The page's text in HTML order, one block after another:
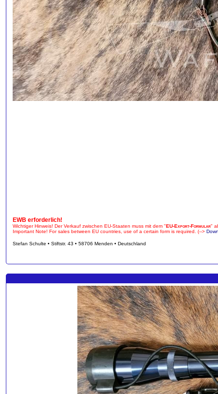
EWB erforderlich!
Wichtiger Hinweis! Der Verkauf zwischen EU-Staaten muss mit dem "EU-Export-Formular"
Important Note! For sales between EU countries, use of a certain form is required. (-->
Stefan Schulte • Stiftstr. 43 • 58706 Menden • Deutschland